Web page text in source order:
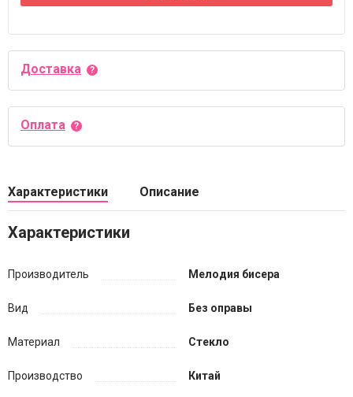
Доставка
Оплата
Характеристики Описание
Характеристики
Производитель Мелодия бисера
Вид Без оправы
Материал Стекло
Производство Китай